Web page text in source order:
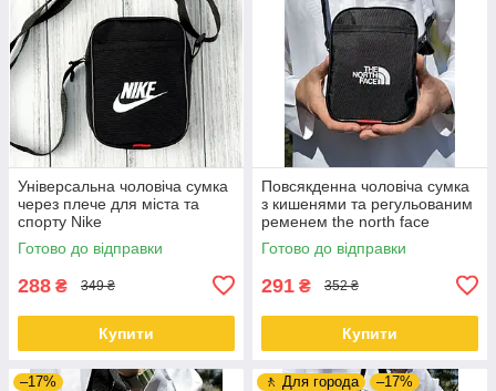
Універсальна чоловіча сумка
через плече для міста та
спорту Nike
Готово до відправки
288 ₴ 349 ₴
Купити
Повсякденна чоловіча сумка
з кишенями та регульованим
ременем the north face
Готово до відправки
291 ₴ 352 ₴
Купити
–17% 🚶 Для города –17%